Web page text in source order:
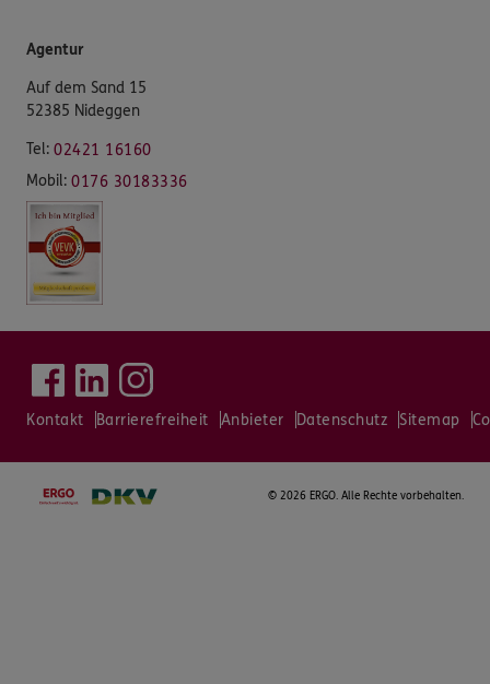
Agentur
Auf dem Sand 15
52385 Nideggen
Tel: 02421 16160
Mobil: 0176 30183336
Kontakt Barrierefreiheit Anbieter Datenschutz Sitemap
© 2026 ERGO. Alle Rechte vorbehalten.